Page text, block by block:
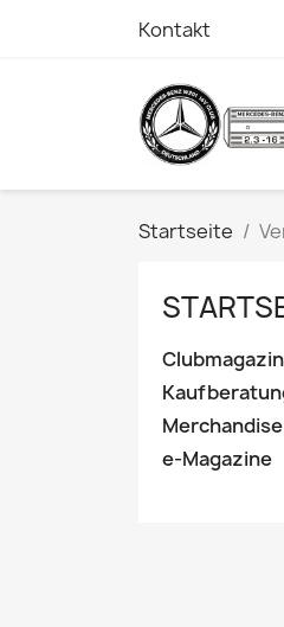
Kontakt
Startseite
Merchandise
e-Magazine